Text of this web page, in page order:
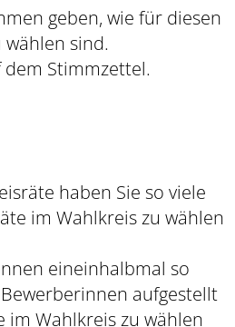
geben, wie für diesen
sind.
Stimmzettel.
haben Sie so viele
im Wahlkreis zu wählen
eineinhalbmal so
aufgestellt
im Wahlkreis zu wählen